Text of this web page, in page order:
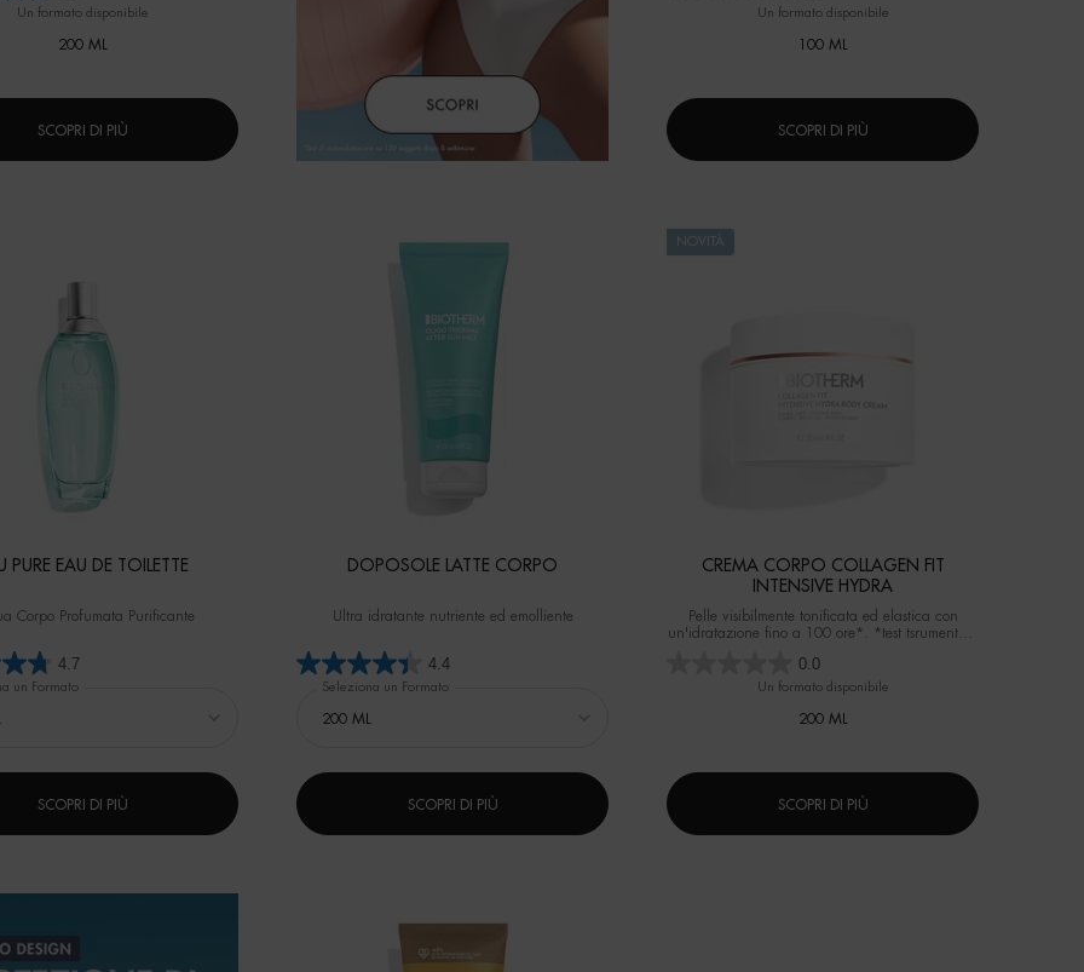
Un formato disponibile
200 ML
SCOPRI DI PIÙ
Un formato disponibile
100 ML
SCOPRI DI PIÙ
PURE EAU DE TOILETTE
Corpo Profumata Purificante
4.7
un Formato
SCOPRI DI PIÙ
DOPOSOLE LATTE CORPO
Ultra idratante nutriente ed emolliente
4.4
Seleziona un Formato
SCOPRI DI PIÙ
NOVITÀ
CREMA CORPO COLLAGEN FIT
INTENSIVE HYDRA
Pelle visibilmente tonificata ed elastica con
un'idratazione fino a 100 ore*. *test tsrumentale
0.0
Un formato disponibile
200 ML
SCOPRI DI PIÙ